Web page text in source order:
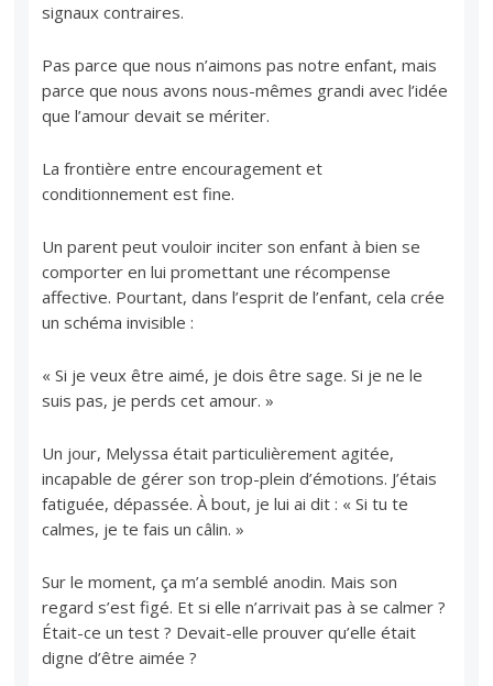
signaux contraires.
Pas parce que nous n’aimons pas notre enfant, mais
parce que nous avons nous-mêmes grandi avec l’idée
que l’amour devait se mériter.
La frontière entre encouragement et
conditionnement est fine.
Un parent peut vouloir inciter son enfant à bien se
comporter en lui promettant une récompense
affective. Pourtant, dans l’esprit de l’enfant, cela crée
un schéma invisible :
« Si je veux être aimé, je dois être sage. Si je ne le
suis pas, je perds cet amour. »
Un jour, Melyssa était particulièrement agitée,
incapable de gérer son trop-plein d’émotions. J’étais
fatiguée, dépassée. À bout, je lui ai dit : « Si tu te
calmes, je te fais un câlin. »
Sur le moment, ça m’a semblé anodin. Mais son
regard s’est figé. Et si elle n’arrivait pas à se calmer ?
Était-ce un test ? Devait-elle prouver qu’elle était
digne d’être aimée ?